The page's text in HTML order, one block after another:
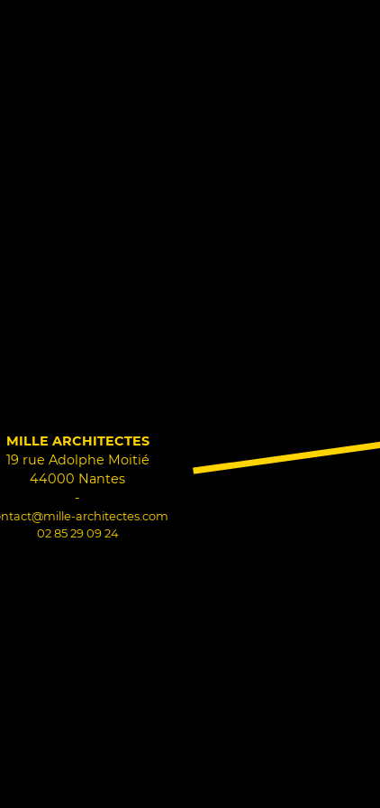
MILLE ARCHITECTES
19 rue Adolphe Moitié
44000 Nantes
-
architectes.com
02 85 29 09 24